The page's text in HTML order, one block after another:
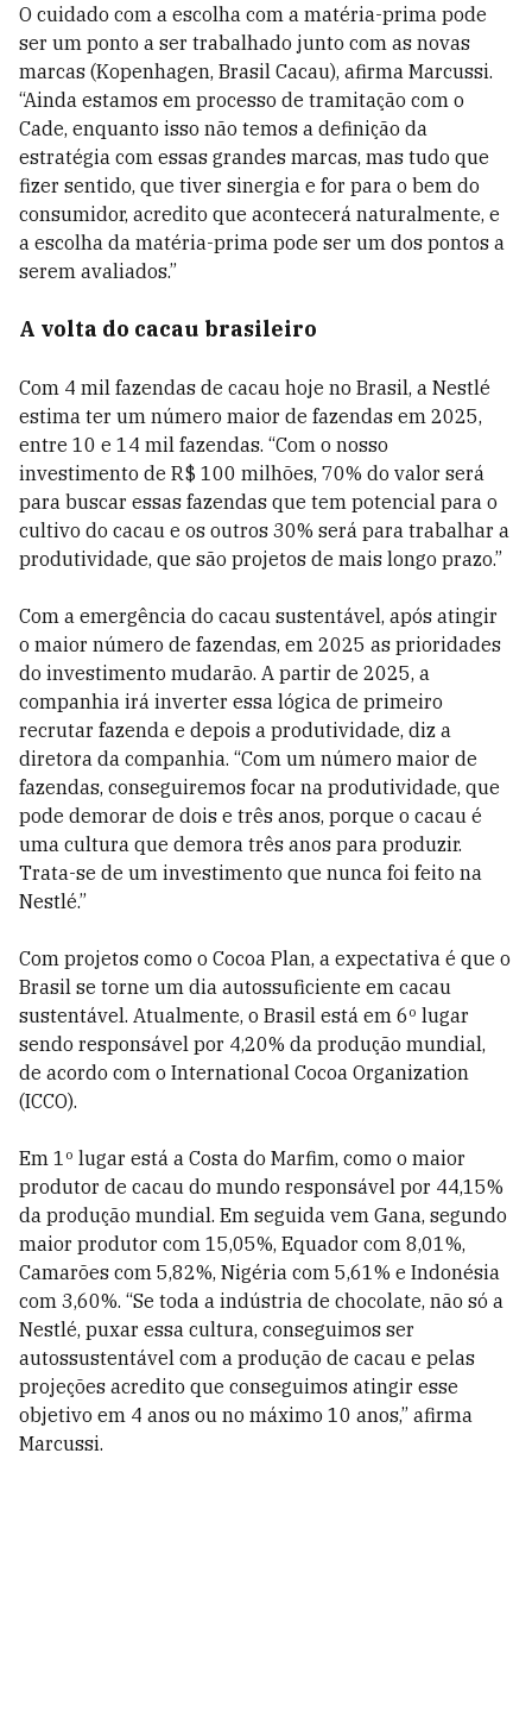
O cuidado com a escolha com a matéria-prima pode
ser um ponto a ser trabalhado junto com as novas
marcas (Kopenhagen, Brasil Cacau), afirma Marcussi.
“Ainda estamos em processo de tramitação com o
Cade, enquanto isso não temos a definição da
estratégia com essas grandes marcas, mas tudo que
fizer sentido, que tiver sinergia e for para o bem do
consumidor, acredito que acontecerá naturalmente, e
a escolha da matéria-prima pode ser um dos pontos a
serem avaliados.”
A volta do cacau brasileiro
Com 4 mil fazendas de cacau hoje no Brasil, a Nestlé
estima ter um número maior de fazendas em 2025,
entre 10 e 14 mil fazendas. “Com o nosso
investimento de R$ 100 milhões, 70% do valor será
para buscar essas fazendas que tem potencial para o
cultivo do cacau e os outros 30% será para trabalhar a
produtividade, que são projetos de mais longo prazo.”
Com a emergência do cacau sustentável, após atingir
o maior número de fazendas, em 2025 as prioridades
do investimento mudarão. A partir de 2025, a
companhia irá inverter essa lógica de primeiro
recrutar fazenda e depois a produtividade, diz a
diretora da companhia. “Com um número maior de
fazendas, conseguiremos focar na produtividade, que
pode demorar de dois e três anos, porque o cacau é
uma cultura que demora três anos para produzir.
Trata-se de um investimento que nunca foi feito na
Nestlé.”
Com projetos como o Cocoa Plan, a expectativa é que o
Brasil se torne um dia autossuficiente em cacau
sustentável. Atualmente, o Brasil está em 6º lugar
sendo responsável por 4,20% da produção mundial,
de acordo com o International Cocoa Organization
(ICCO).
Em 1º lugar está a Costa do Marfim, como o maior
produtor de cacau do mundo responsável por 44,15%
da produção mundial. Em seguida vem Gana, segundo
maior produtor com 15,05%, Equador com 8,01%,
Camarões com 5,82%, Nigéria com 5,61% e Indonésia
com 3,60%. “Se toda a indústria de chocolate, não só a
Nestlé, puxar essa cultura, conseguimos ser
autossustentável com a produção de cacau e pelas
projeções acredito que conseguimos atingir esse
objetivo em 4 anos ou no máximo 10 anos,” afirma
Marcussi.